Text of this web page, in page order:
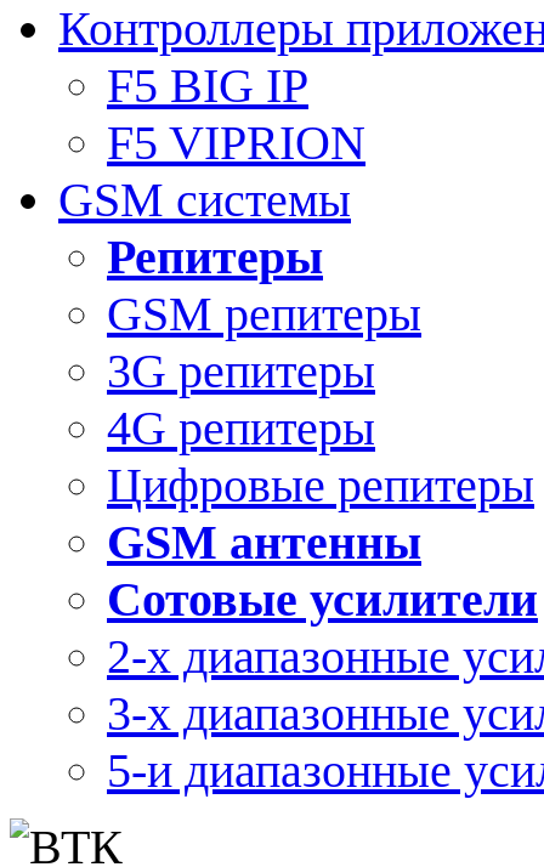
Контроллеры
F5 BIG IP
F5 VIPRION
GSM системы
Репитеры
GSM репитеры
3G репитеры
4G репитеры
Цифровые репитеры
GSM антенны
Сотовые усилители
2-х диапазонные
3-х диапазонные
5-и диапазонные